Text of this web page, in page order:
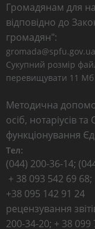
Громадянам для
відповідно до
громадян":
Сукупний розмір
перевищувати 11 Мб
Методична
осіб, нотаріусів
функціонування
Тел:
(044) 200-36-14;
+ 38 093 542 69 68;
+38 095 142 91 24
рецензування
200-34-20; + 38 099